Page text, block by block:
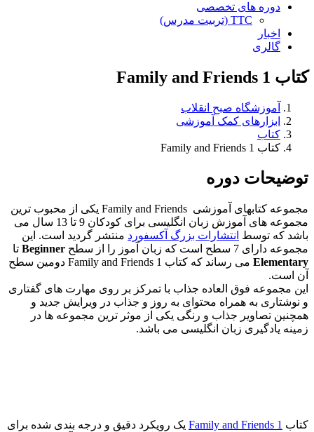
دوره های تخصصی
TTC (تربیت مدرس)
اخبار
گالری
کتاب Family and Friends 1
آموزشگاه صبح انقلاب
ابزارهای کمک آموزشی
کتاب
کتاب Family and Friends 1
توضیحات دوره
مجموعه کتابهای آموزشی Family and Friends یکی از محبوب ترین
مجموعه های آموزش زبان انگلیسی برای کودکان 9 تا 13 سال می
باشد که توسط انتشارات بزرگ آکسفورد منتشر گردید است. این
مجموعه دارای 7 سطح است که زبان آموز را از سطح
Beginner تا
Elementary
می رساند که کتاب Family and Friends 1 دومین سطح
آن است.
این مجموعه فوق العاده جذاب با تمرکز بر روی مهارت های گفتاری
و نوشتاری به همراه محتوای به روز و جذاب در ویرایش جدید و
همچنین تصاویر جذاب و رنگی یکی از موثر ترین مجموعه ها در
زمینه یادگیری زبان انگلیسی می باشد.
کتاب Family and Friends 1 یک رویکرد دقیق و درجه بندی شده برای